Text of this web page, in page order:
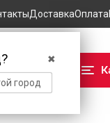
✖
город
ДоставкаОплата